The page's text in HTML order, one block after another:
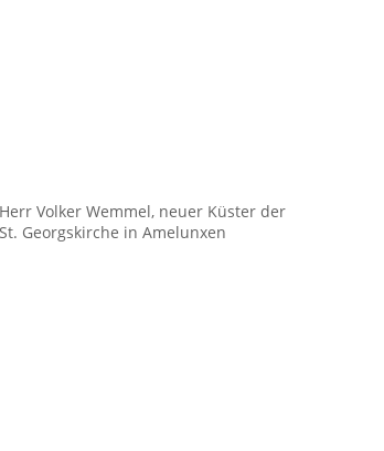
Herr Volker Wemmel, neuer Küster der
St. Georgskirche in Amelunxen